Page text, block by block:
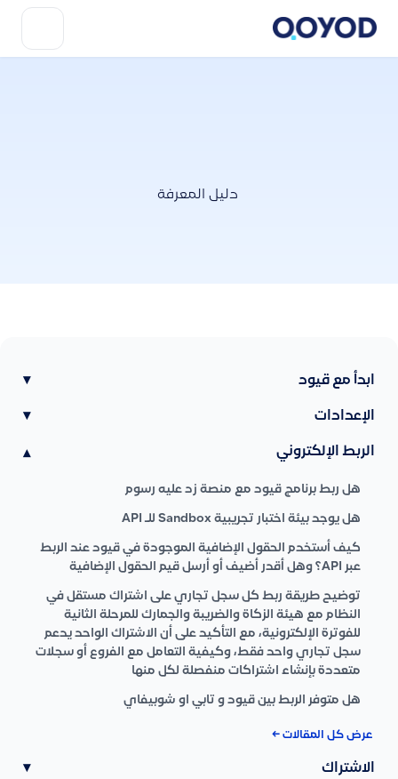
دليل المعرفة
ابدأ مع قيود ▾
الإعدادات ▾
الربط الإلكتروني ▾
هل ربط برنامج قيود مع منصة زد عليه رسوم
هل يوجد بيئة اختبار تجريبية Sandbox للـ API
كيف أستخدم الحقول الإضافية الموجودة في قيود عند الربط
عبر API؟ وهل أقدر أضيف أو أرسل قيم الحقول الإضافية
توضيح طريقة ربط كل سجل تجاري على اشتراك مستقل في
النظام مع هيئة الزكاة والضريبة والجمارك للمرحلة الثانية
للفوترة الإلكترونية، مع التأكيد على أن الاشتراك الواحد يدعم
سجل تجاري واحد فقط، وكيفية التعامل مع الفروع أو سجلات
متعددة بإنشاء اشتراكات منفصلة لكل منها
هل متوفر الربط بين قيود و تابي او شوبيفاي
عرض كل المقالات ←
الاشتراك ▾